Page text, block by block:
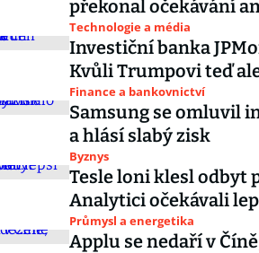
překonal očekávání
Technologie a média
Investiční banka
Kvůli Trumpovi teď
Finance a bankovnictví
Samsung se omluvil
a hlásí slabý zisk
Byznys
Tesle loni klesl odbyt
Analytici očekávali
Průmysl a energetika
Applu se nedaří v